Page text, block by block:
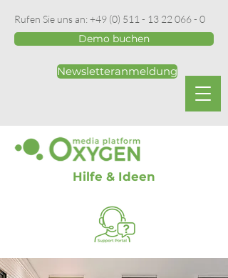
Rufen Sie uns an:+49 (0) 511 - 13 22 066 - 0
Demo buchen
Newsletteranmeldung
Hilfe & Ideen